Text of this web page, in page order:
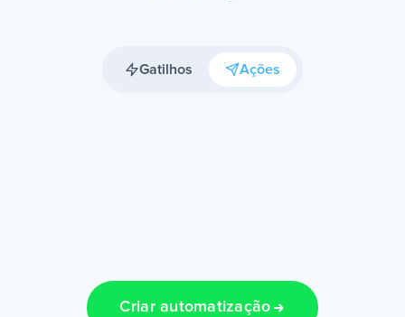
Gatilhos Ações
Criar automatização